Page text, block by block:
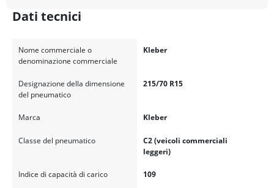
Dati tecnici
Nome commerciale o
denominazione commerciale
Kleber
Designazione della dimensione
del pneumatico
215/70 R15
Marca Kleber
Classe del pneumatico
C2 (veicoli commerciali
leggeri)
Indice di capacità di carico 109